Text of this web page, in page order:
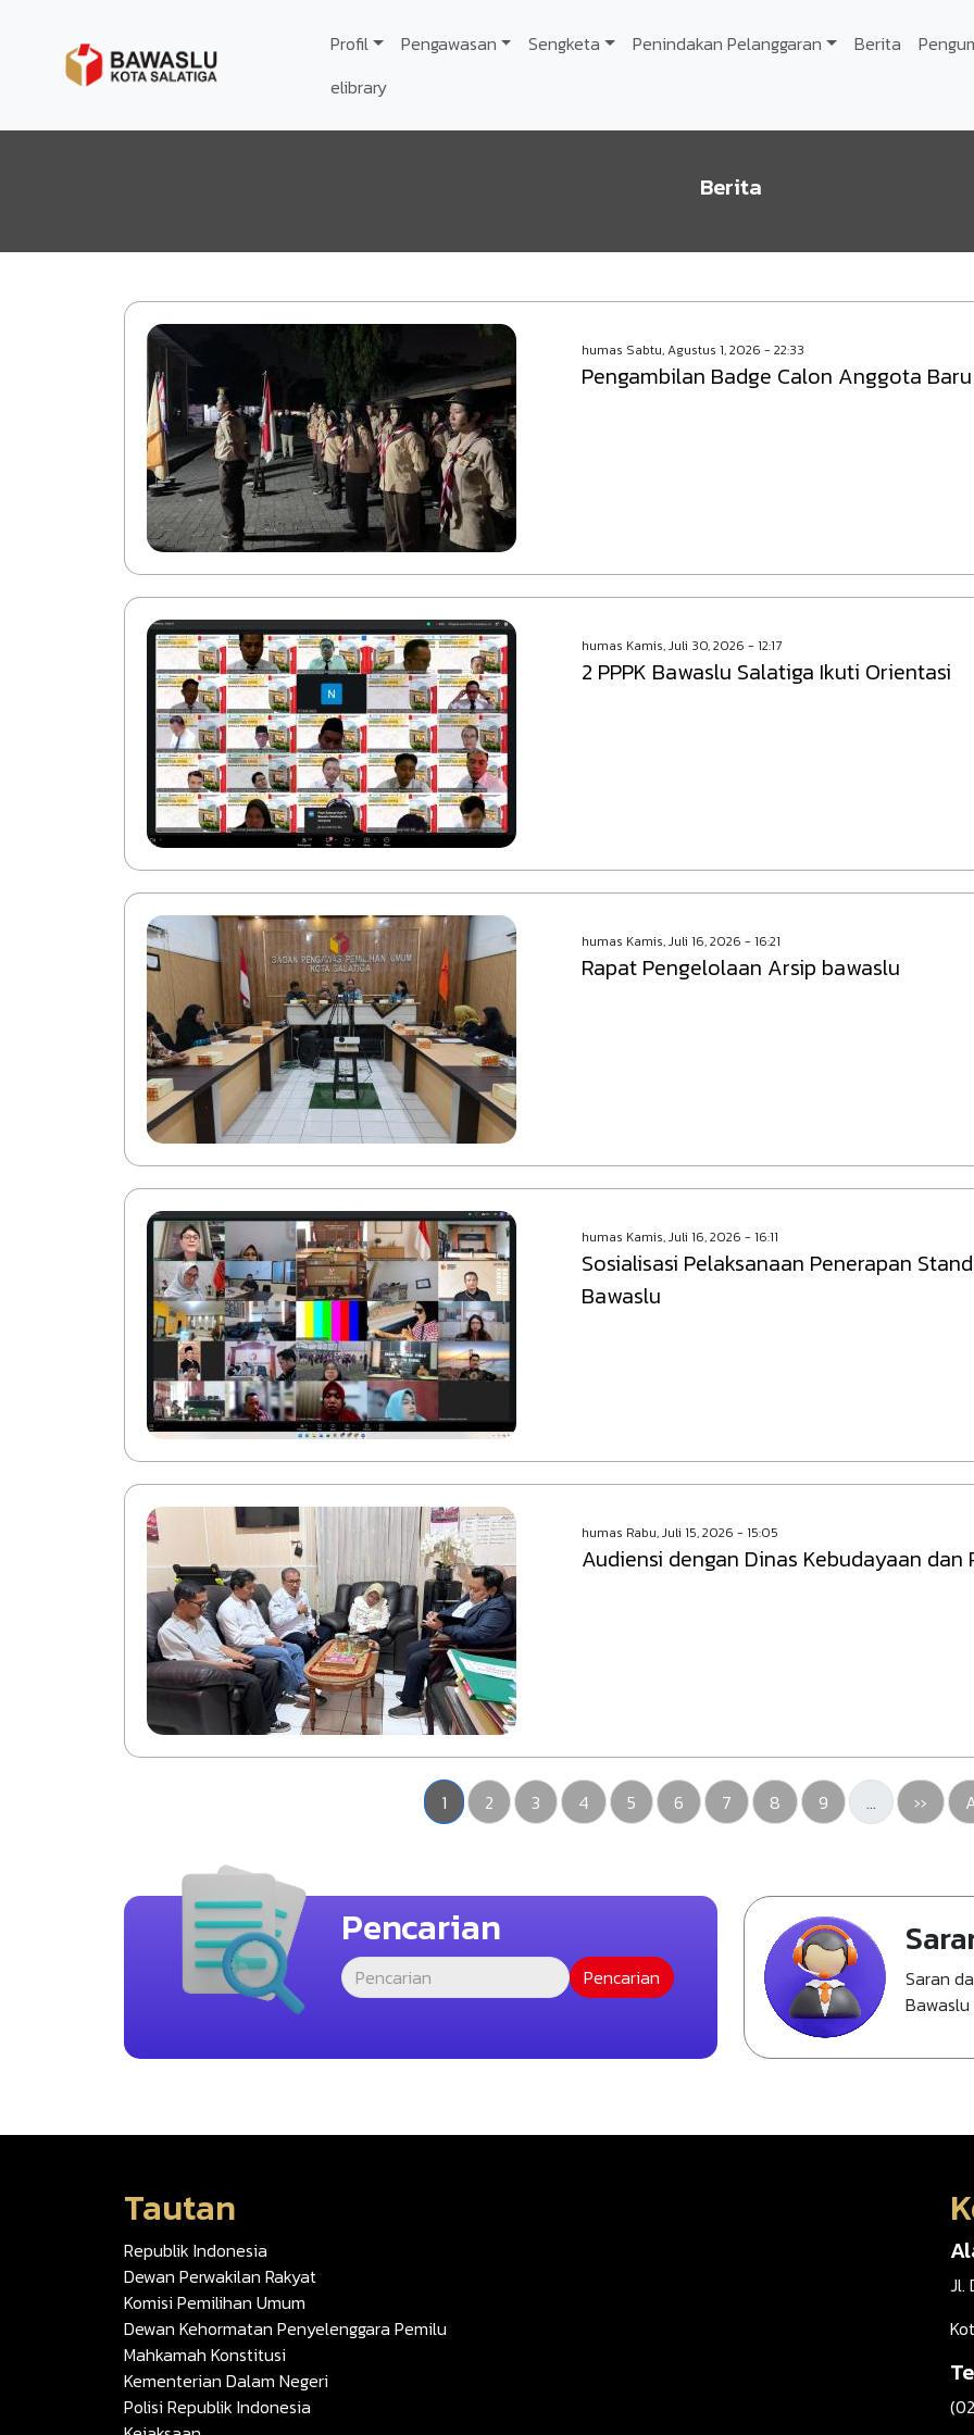
Profil
Pengawasan Sengketa Penindakan Pelanggaran Berita
elibrary
Berita
humas Sabtu, Agustus 1, 2026 - 22:33
Pengambilan Badge Calon Anggota
humas Kamis, Juli 30, 2026 - 12:17
2 PPPK Bawaslu Salatiga Ikuti Orientasi
humas Kamis, Juli 16, 2026 - 16:21
Rapat Pengelolaan Arsip bawaslu
humas Kamis, Juli 16, 2026 - 16:11
Sosialisasi Pelaksanaan Penerapan
Bawaslu
humas Rabu, Juli 15, 2026 - 15:05
Audiensi dengan Dinas Kebudayaan dan
Halaman sekarang
1 Pengawasan
2 Pengawasan
3 Pengawasan
4 Pengawasan
5 Pengawasan
6 Pengawasan
7 Pengawasan
8 Pengawasan
9 … ››
Pencarian
Saran
Bawaslu
Tautan
Republik Indonesia
Dewan Perwakilan Rakyat
Komisi Pemilihan Umum
Dewan Kehormatan Penyelenggara Pemilu
Mahkamah Konstitusi
Kementerian Dalam Negeri
Polisi Republik Indonesia
Jl.